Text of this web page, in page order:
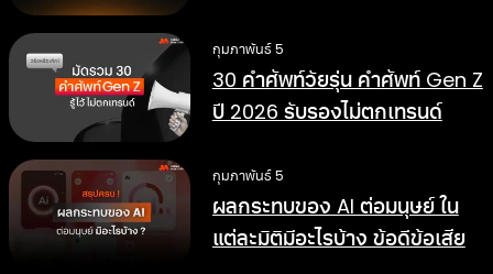
กุมภาพันธ์ 5
30 คำศัพท์วัยรุ่น คำศัพท์ Gen Z
ปี 2026 รับรองไม่ตกเทรนด์
กุมภาพันธ์ 5
ผลกระทบของ AI ต่อมนุษย์ ใน
แต่ละมิติมีอะไรบ้าง ข้อดีข้อเสีย